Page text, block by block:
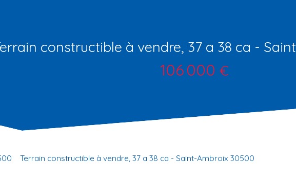
constructible à vendre, 37 a 38 ca -
106 000 €
Terrain constructible à vendre, 37 a 38 ca - Saint-Ambroix 30500